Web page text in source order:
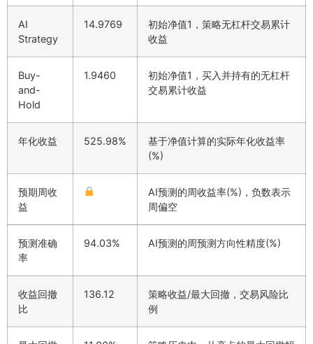
AI
Strategy
14.9769
初始净值1，策略无杠杆交易累计
收益
Buy-
and-
Hold
1.9460
初始净值1，买入并持有的无杠杆
交易累计收益
年化收益 525.98%
基于净值计算的实际年化收益率
(%)
预期周收
益
AI预测的周收益率(%)，负数表示
周偏空
预测准确
率
94.03% AI预测的周预测方向性精度(%)
收益回撤
比
136.12
策略收益/最大回撤，交易风险比
例